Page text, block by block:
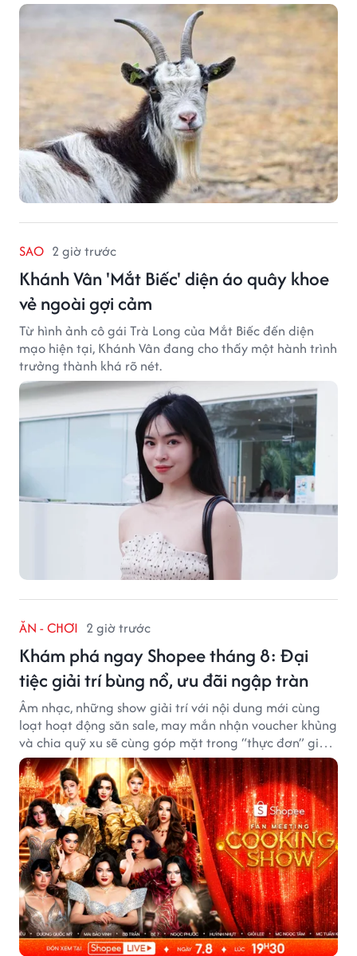
SAO 2 giờ trước
Khánh Vân 'Mắt Biếc' diện áo quây khoe
vẻ ngoài gợi cảm
Từ hình ảnh cô gái Trà Long của Mắt Biếc đến diện
mạo hiện tại, Khánh Vân đang cho thấy một hành trình
trưởng thành khá rõ nét.
ĂN - CHƠI 2 giờ trước
Khám phá ngay Shopee tháng 8: Đại
tiệc giải trí bùng nổ, ưu đãi ngập tràn
Âm nhạc, những show giải trí với nội dung mới cùng
loạt hoạt động săn sale, may mắn nhận voucher khủng
và chia quỹ xu sẽ cùng góp mặt trong “thực đơn” giải
trí cuối tuần trên Shopee, diễn ra liên tiếp vào ngày
7/8 và 8/8.